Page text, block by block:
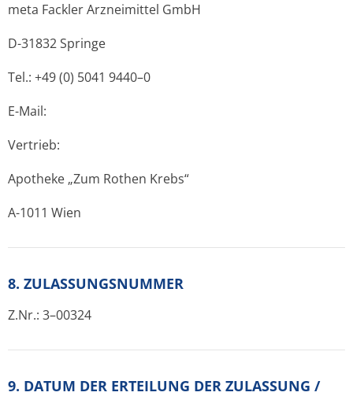
meta Fackler Arzneimittel GmbH
D-31832 Springe
Tel.: +49 (0) 5041 9440–0
E-Mail:
Vertrieb:
Apotheke „Zum Rothen Krebs“
A-1011 Wien
8. ZULASSUNGSNUMMER
Z.Nr.: 3–00324
9. DATUM DER ERTEILUNG DER ZULASSUNG /